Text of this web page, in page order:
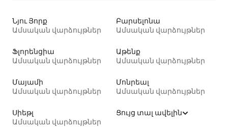
Նյու Յորք
Ամսական վարձույթներ
Բարսելոնա
Ամսական վարձույթներ
Ֆլորենցիա
Ամսական վարձույթներ
Աթենք
Ամսական վարձույթներ
Մայամի
Ամսական վարձույթներ
Մոնրեալ
Ամսական վարձույթներ
Սիեթլ
Ամսական վարձույթներ
Ցույց տալ ավելին